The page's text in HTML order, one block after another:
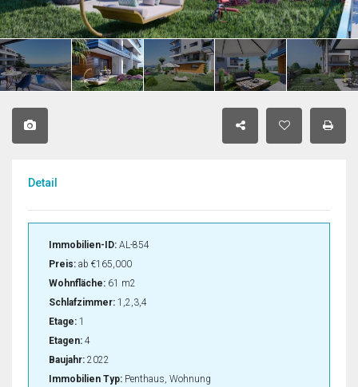
Detail
Immobilien-ID: AL-854
Preis: ab €165,000
Wohnfläche: 61 m2
Schlafzimmer: 1,2,3,4
Etage: 1
Etagen: 4
Baujahr: 2022
Immobilien Typ: Penthaus, Wohnung